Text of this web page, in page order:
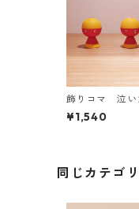
飾りコマ 泣い
青おに 小サイ
¥1,540
同じカテゴ